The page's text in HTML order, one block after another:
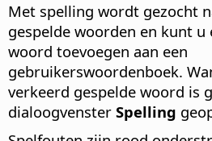
Met spelling wordt gezocht
gespelde woorden en kunt u
woord toevoegen aan een
gebruikerswoordenboek.
verkeerd gespelde woord is
dialoogvenster Spelling